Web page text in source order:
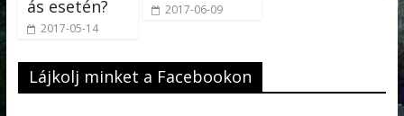
ás esetén?
2017-05-14
2017-06-09
Lájkolj minket a Facebookon